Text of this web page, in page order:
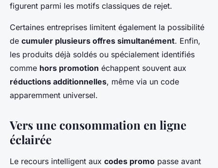
figurent parmi les motifs classiques de rejet.
Certaines entreprises limitent également la possibilité
de cumuler plusieurs offres simultanément. Enfin,
les produits déjà soldés ou spécialement identifiés
comme hors promotion échappent souvent aux
réductions additionnelles, même via un code
apparemment universel.
Vers une consommation en ligne
éclairée
Le recours intelligent aux codes promo passe avant